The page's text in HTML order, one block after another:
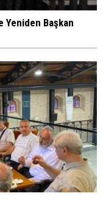
Yeniden Başkan